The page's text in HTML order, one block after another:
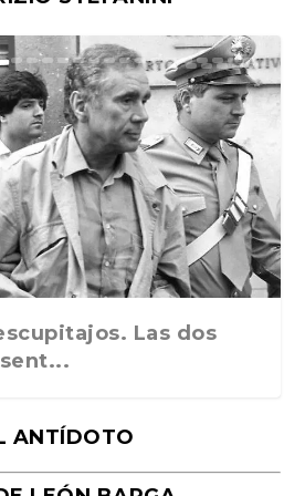
Alejan...
subl...
al circo...
Tour. ...
la hist...
Las dos
ANTÍDOTO